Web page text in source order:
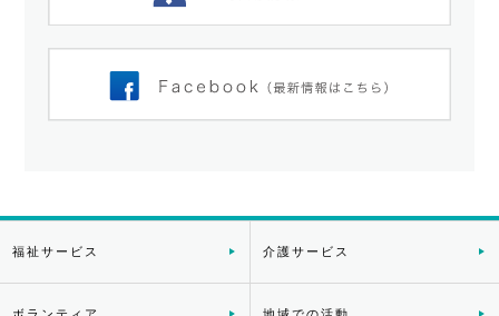
福祉サービス 介護サービス